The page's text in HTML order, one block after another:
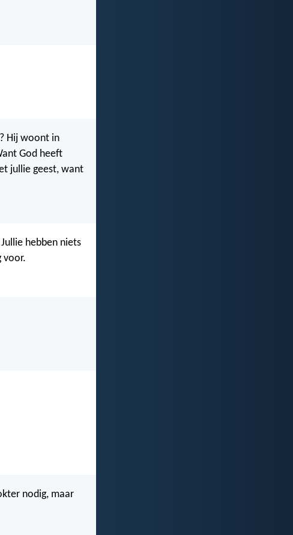
Hij woont in
God heeft
jullie geest, want
hebben niets
voor.
nodig, maar